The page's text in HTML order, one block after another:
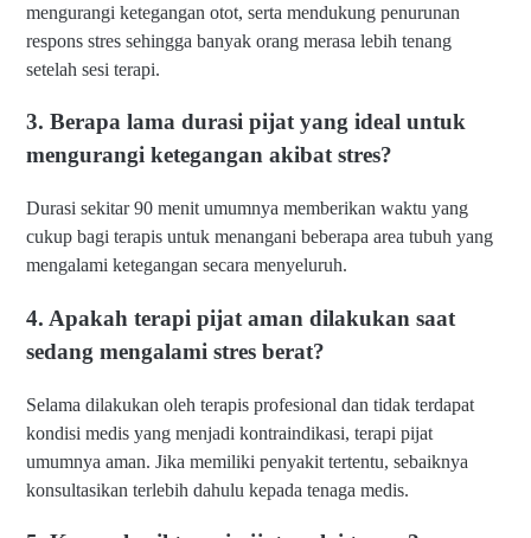
mengurangi ketegangan otot, serta mendukung penurunan
respons stres sehingga banyak orang merasa lebih tenang
setelah sesi terapi.
3. Berapa lama durasi pijat yang ideal untuk
mengurangi ketegangan akibat stres?
Durasi sekitar 90 menit umumnya memberikan waktu yang
cukup bagi terapis untuk menangani beberapa area tubuh yang
mengalami ketegangan secara menyeluruh.
4. Apakah terapi pijat aman dilakukan saat
sedang mengalami stres berat?
Selama dilakukan oleh terapis profesional dan tidak terdapat
kondisi medis yang menjadi kontraindikasi, terapi pijat
umumnya aman. Jika memiliki penyakit tertentu, sebaiknya
konsultasikan terlebih dahulu kepada tenaga medis.